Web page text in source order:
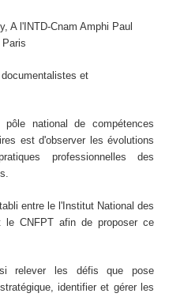
A l'INTD-Cnam Amphi Paul
et
national de compétences
est d'observer les évolutions
professionnelles des
entre le l'Institut National des
le CNFPT afin de proposer ce
relever les défis que pose
identifier et gérer les